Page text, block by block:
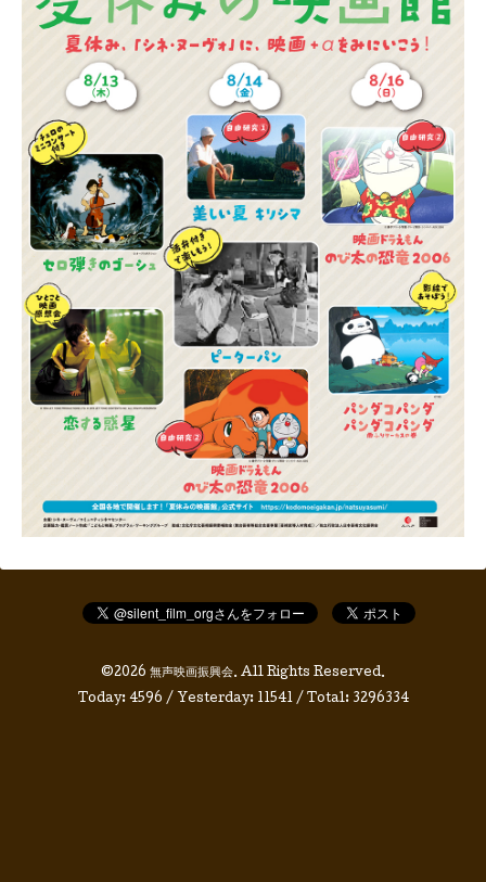
©2026 無声映画振興会. All Rights Reserved.
Today: 4596 / Yesterday: 11541/ Total: 3296334